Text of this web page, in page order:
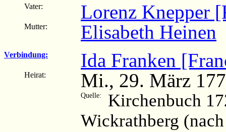
Vater: Lorenz Knepper
Mutter: Elisabeth Heinen
Verbindung: Ida Franken
Heirat: Mi., 29. März
Quelle:
Kirchenbuch
Wickrathberg